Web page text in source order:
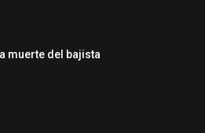
muerte del bajista